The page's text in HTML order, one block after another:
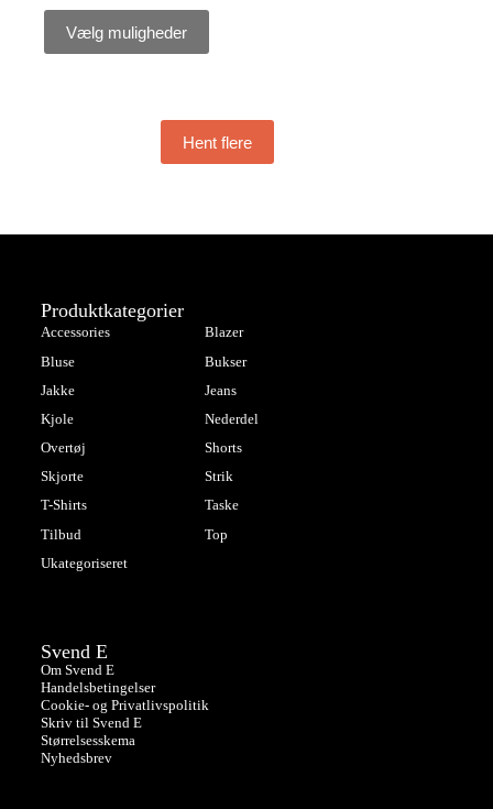
Vælg muligheder
Hent flere
Produktkategorier
Accessories
Blazer
Bluse
Bukser
Jakke
Jeans
Kjole
Nederdel
Overtøj
Shorts
Skjorte
Strik
T-Shirts
Taske
Tilbud
Top
Ukategoriseret
Svend E
Om Svend E
Handelsbetingelser
Cookie- og Privatlivspolitik
Skriv til Svend E
Størrelsesskema
Nyhedsbrev